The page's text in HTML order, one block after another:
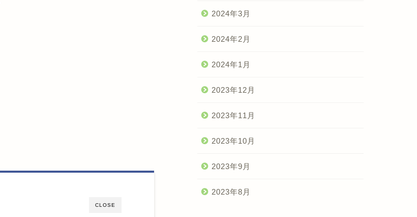
CLOSE
2024年3月
2024年2月
2024年1月
2023年12月
2023年11月
2023年10月
2023年9月
2023年8月